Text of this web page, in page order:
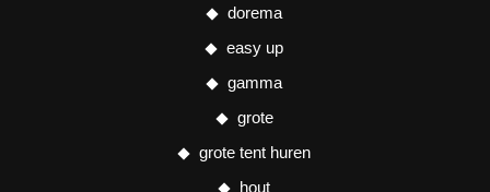
dorema
easy up
gamma
grote
grote tent huren
hout